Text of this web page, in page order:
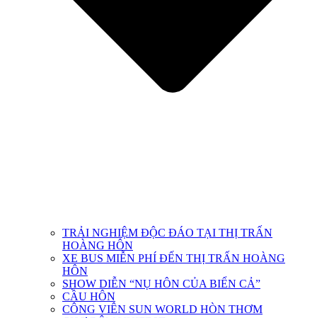
TRẢI NGHIỆM ĐỘC ĐÁO TẠI THỊ TRẤN
HOÀNG HÔN
XE BUS MIỄN PHÍ ĐẾN THỊ TRẤN HOÀNG
HÔN
SHOW DIỄN “NỤ HÔN CỦA BIỂN CẢ”
CẦU HÔN
CÔNG VIÊN SUN WORLD HÒN THƠM